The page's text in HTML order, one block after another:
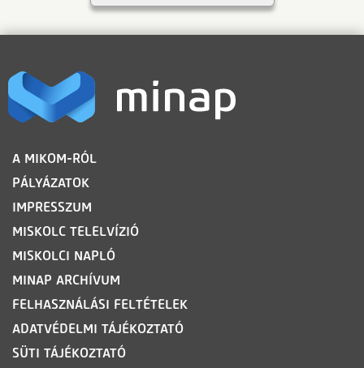
LÁBLÉC
A MIKOM-RÓL
PÁLYÁZATOK
IMPRESSZUM
MISKOLC TELELVÍZIÓ
MISKOLCI NAPLÓ
MINAP ARCHÍVUM
FELHASZNÁLÁSI FELTÉTELEK
ADATVÉDELMI TÁJÉKOZTATÓ
SÜTI TÁJÉKOZTATÓ